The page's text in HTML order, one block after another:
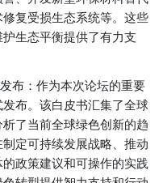
能利用、以及氢能和
在提高能源效率、降
创新实践。
：面对全球日益增长
化利用和循环经济的
和回收技术、生物降
能源或高价值产品的